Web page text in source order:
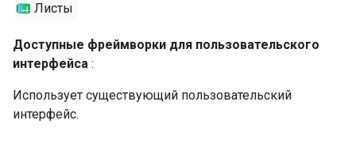
Листы
Доступные фреймворки для пользовательского
интерфейса :
Использует существующий пользовательский
интерфейс.